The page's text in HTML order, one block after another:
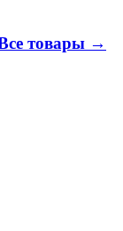
товары →